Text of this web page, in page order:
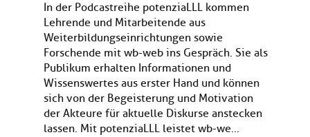
In der Podcastreihe potenziaLLL kommen
Lehrende und Mitarbeitende aus
Weiterbildungseinrichtungen sowie
Forschende mit wb-web ins Gespräch. Sie als
Publikum erhalten Informationen und
Wissenswertes aus erster Hand und können
sich von der Begeisterung und Motivation
der Akteure für aktuelle Diskurse anstecken
lassen. Mit potenziaLLL leistet wb-we...